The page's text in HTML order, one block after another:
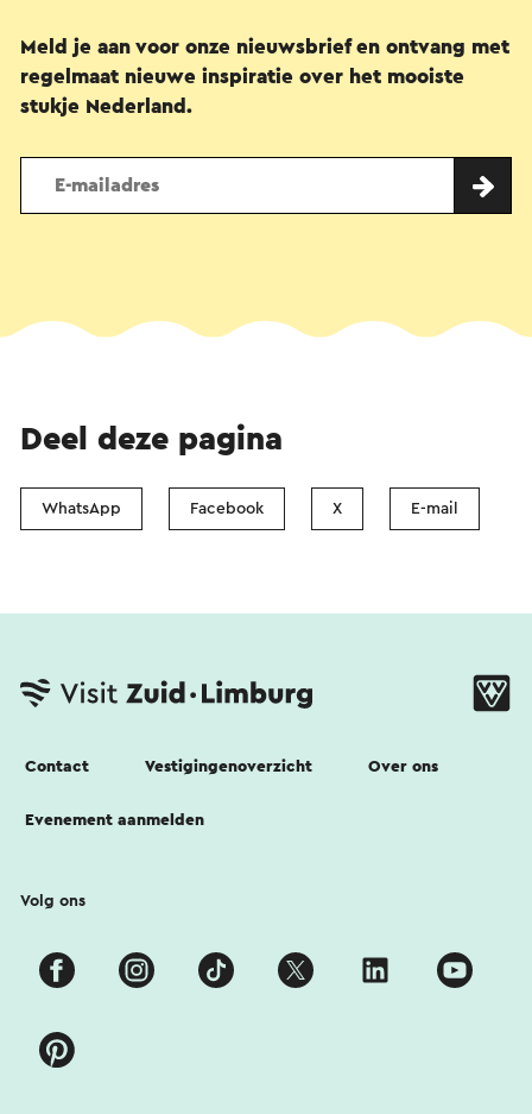
Meld je aan voor onze nieuwsbrief en ontvang met
regelmaat nieuwe inspiratie over het mooiste
stukje Nederland.
Deel deze pagina
WhatsApp Facebook X E-mail
Contact Vestigingenoverzicht Over ons
Evenement aanmelden
Volg ons